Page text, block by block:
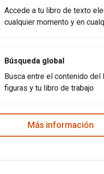
Accede a tu libro de texto
cualquier momento y en
Búsqueda global
Busca entre el contenido del
figuras y tu libro de trabajo
Más información